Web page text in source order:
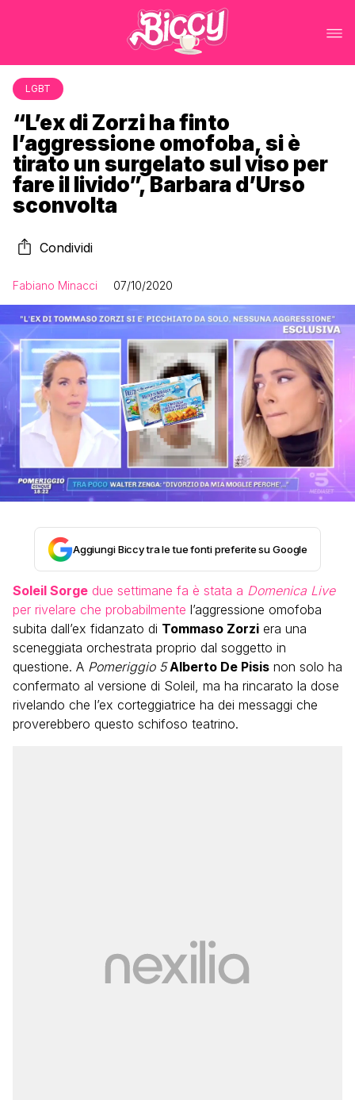
LGBT
“L’ex di Zorzi ha finto
l’aggressione omofoba, si è
tirato un surgelato sul viso per
fare il livido”, Barbara d’Urso
sconvolta
Condividi
Fabiano Minacci 07/10/2020
Aggiungi Biccy tra le tue fonti preferite su Google
Soleil Sorge due settimane fa è stata a Domenica Live
per rivelare che probabilmente l’aggressione omofoba
subita dall’ex fidanzato di Tommaso Zorzi era una
sceneggiata orchestrata proprio dal soggetto in
questione. A Pomeriggio 5Alberto De Pisis non solo ha
confermato al versione di Soleil, ma ha rincarato la dose
rivelando che l’ex corteggiatrice ha dei messaggi che
proverebbero questo schifoso teatrino.